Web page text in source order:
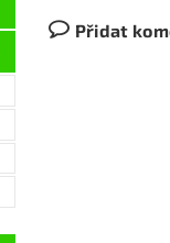
Přidat